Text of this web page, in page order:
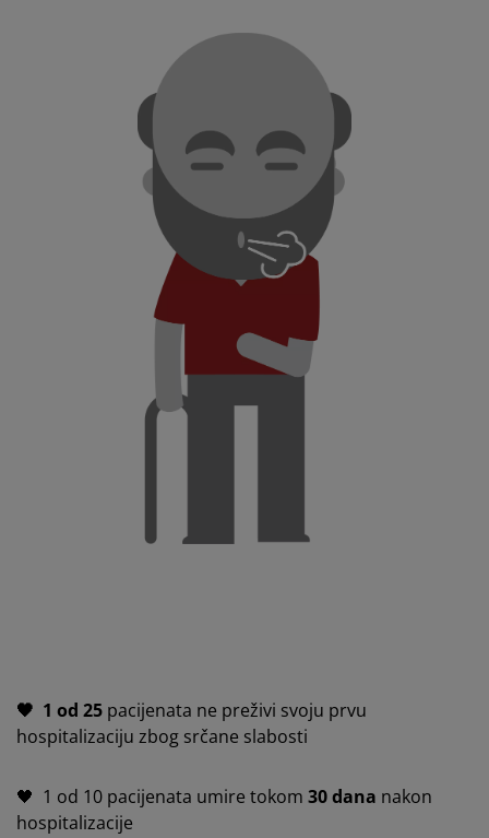
🖤 1 od 25 pacijenata ne preživi svoju prvu
hospitalizaciju zbog srčane slabosti
🖤 1 od 10 pacijenata umire tokom 30 dana nakon
hospitalizacije